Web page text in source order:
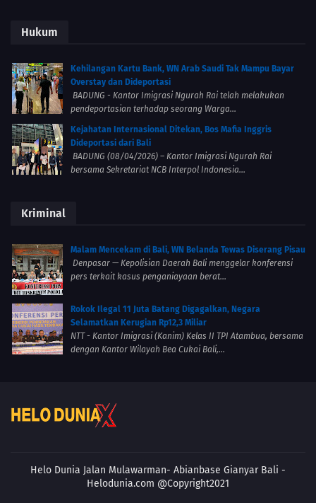
Hukum
Kehilangan Kartu Bank, WN Arab Saudi Tak Mampu Bayar
Overstay dan Dideportasi
BADUNG - Kantor Imigrasi Ngurah Rai telah melakukan
pendeportasian terhadap seorang Warga...
Kejahatan Internasional Ditekan, Bos Mafia Inggris
Dideportasi dari Bali
BADUNG (08/04/2026) – Kantor Imigrasi Ngurah Rai
bersama Sekretariat NCB Interpol Indonesia...
Kriminal
Malam Mencekam di Bali, WN Belanda Tewas Diserang Pisau
Denpasar — Kepolisian Daerah Bali menggelar konferensi
pers terkait kasus penganiayaan berat...
Rokok Ilegal 11 Juta Batang Digagalkan, Negara
Selamatkan Kerugian Rp12,3 Miliar
NTT - Kantor Imigrasi (Kanim) Kelas II TPI Atambua, bersama
dengan Kantor Wilayah Bea Cukai Bali,...
Helo Dunia Jalan Mulawarman- Abianbase Gianyar Bali -
Helodunia.com @Copyright2021